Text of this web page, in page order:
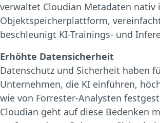
verwaltet Cloudian Metadaten nativ
Objektspeicherplattform,
beschleunigt KI-Trainings- und
Erhöhte Datensicherheit
Datenschutz und Sicherheit haben
Unternehmen, die KI einführen,
wie von Forrester-Analysten
Cloudian geht auf diese Bedenken